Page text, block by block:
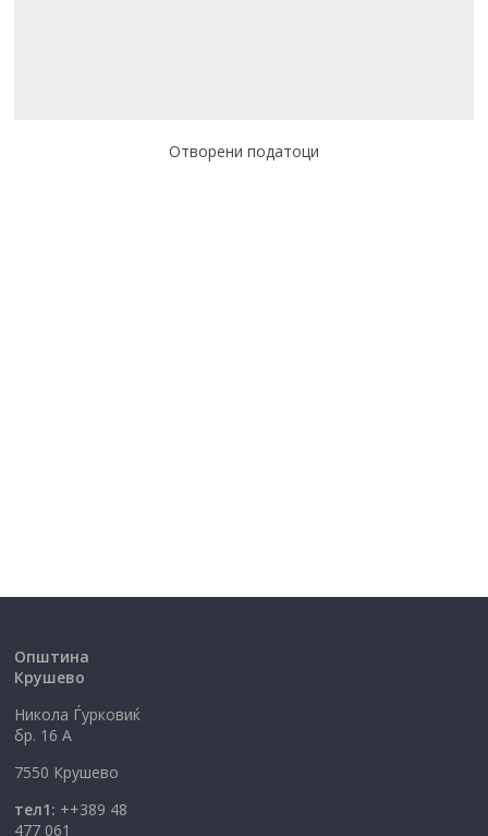
Отворени податоци
Општина
Крушево
Никола Ѓурковиќ
бр. 16 А
7550 Крушево
тел1: ++389 48
477 061